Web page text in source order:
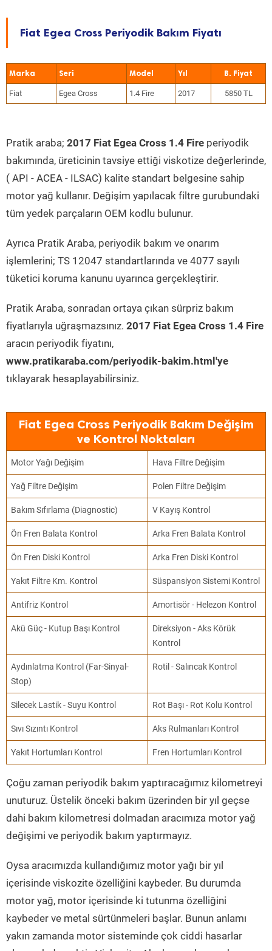
Fiat Egea Cross Periyodik Bakım Fiyatı
Marka Seri Model Yıl
Fiat Egea Cross 1.4 Fire 2017 5850 TL
Pratik araba; 2017 Fiat Egea Cross 1.4 Fire periyodik
bakımında, üreticinin tavsiye ettiği viskotize değerlerinde,
( API - ACEA - ILSAC) kalite standart belgesine sahip
motor yağ kullanır. Değişim yapılacak filtre gurubundaki
tüm yedek parçaların OEM kodlu bulunur.
Ayrıca Pratik Araba, periyodik bakım ve onarım
işlemlerini; TS 12047 standartlarında ve 4077 sayılı
tüketici koruma kanunu uyarınca gerçekleştirir.
Pratik Araba, sonradan ortaya çıkan sürpriz bakım
fiyatlarıyla uğraşmazsınız. 2017 Fiat Egea Cross 1.4 Fire
aracın periyodik fiyatını,
www.pratikaraba.com/periyodik-bakim.html'ye
tıklayarak hesaplayabilirsiniz.
Fiat Egea Cross Periyodik Bakım Değişim
ve Kontrol Noktaları
Motor Yağı Değişim Hava Filtre Değişim
Yağ Filtre Değişim Polen Filtre Değişim
Bakım Sıfırlama (Diagnostic) V Kayış Kontrol
Ön Fren Balata Kontrol Arka Fren Balata Kontrol
Ön Fren Diski Kontrol Arka Fren Diski Kontrol
Yakıt Filtre Km. Kontrol Süspansiyon Sistemi Kontrol
Antifriz Kontrol Amortisör - Helezon Kontrol
Akü Güç - Kutup Başı Kontrol
Direksiyon - Aks Körük
Kontrol
Aydınlatma Kontrol (Far-Sinyal-
Stop)
Rotil - Salıncak Kontrol
Silecek Lastik - Suyu Kontrol Rot Başı - Rot Kolu Kontrol
Sıvı Sızıntı Kontrol Aks Rulmanları Kontrol
Yakıt Hortumları Kontrol Fren Hortumları Kontrol
Çoğu zaman periyodik bakım yaptıracağımız kilometreyi
unuturuz. Üstelik önceki bakım üzerinden bir yıl geçse
dahi bakım kilometresi dolmadan aracımıza motor yağ
değişimi ve periyodik bakım yaptırmayız.
Oysa aracımızda kullandığımız motor yağı bir yıl
içerisinde viskozite özelliğini kaybeder. Bu durumda
motor yağ, motor içerisinde ki tutunma özelliğini
kaybeder ve metal sürtünmeleri başlar. Bunun anlamı
yakın zamanda motor sisteminde çok ciddi hasarlar